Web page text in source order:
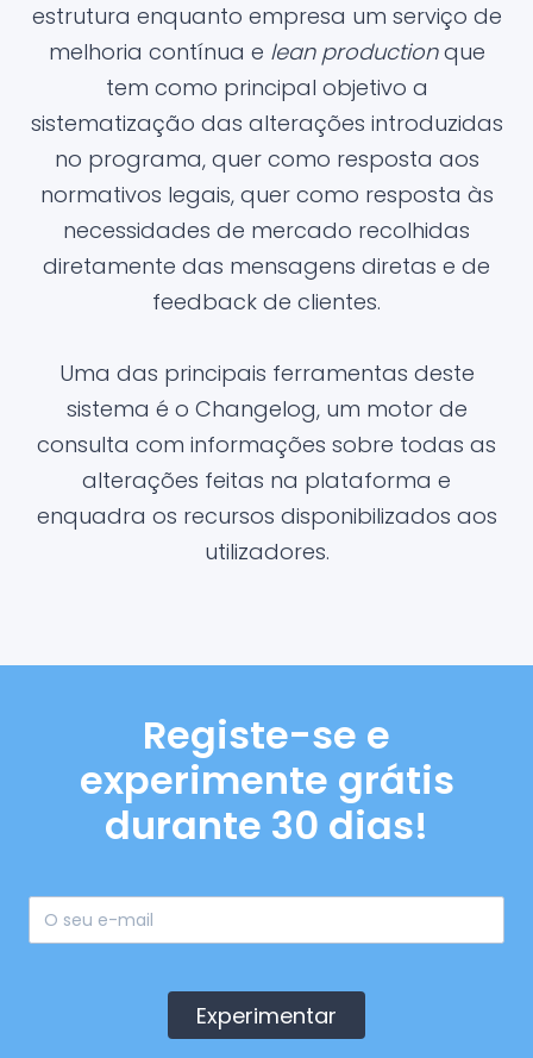
estrutura enquanto empresa um serviço de
melhoria contínua e lean productionque
tem como principal objetivo a
sistematização das alterações introduzidas
no programa, quer como resposta aos
normativos legais, quer como resposta às
necessidades de mercado recolhidas
diretamente das mensagens diretas e de
feedback de clientes.
Uma das principais ferramentas deste
sistema é o Changelog, um motor de
consulta com informações sobre todas as
alterações feitas na plataforma e
enquadra os recursos disponibilizados aos
utilizadores.
Registe-se e
experimente grátis
durante 30 dias!
Experimentar